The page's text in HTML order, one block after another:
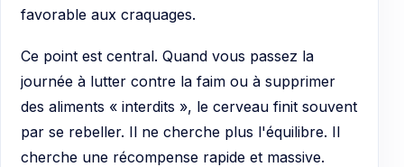
favorable aux craquages.
Ce point est central. Quand vous passez la
journée à lutter contre la faim ou à supprimer
des aliments « interdits », le cerveau finit souvent
par se rebeller. Il ne cherche plus l'équilibre. Il
cherche une récompense rapide et massive.